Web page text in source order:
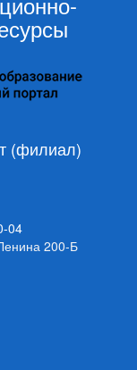
(филиал)
04
200-Б